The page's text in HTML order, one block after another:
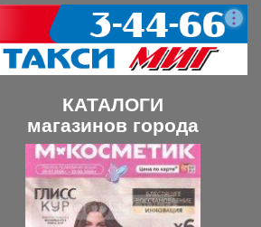
всем!» прозвучал неожиданно,
КАТАЛОГИ
магазинов города